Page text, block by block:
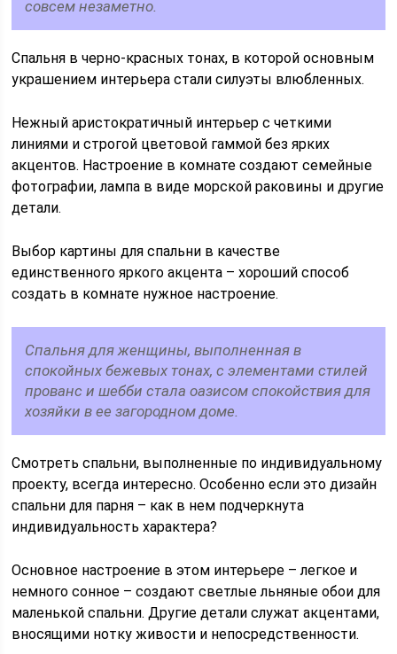
совсем незаметно.
Спальня в черно-красных тонах, в которой основным
украшением интерьера стали силуэты влюбленных.
Нежный аристократичный интерьер с четкими
линиями и строгой цветовой гаммой без ярких
акцентов. Настроение в комнате создают семейные
фотографии, лампа в виде морской раковины и другие
детали.
Выбор картины для спальни в качестве
единственного яркого акцента – хороший способ
создать в комнате нужное настроение.
Спальня для женщины, выполненная в
спокойных бежевых тонах, с элементами стилей
прованс и шебби стала оазисом спокойствия для
хозяйки в ее загородном доме.
Смотреть спальни, выполненные по индивидуальному
проекту, всегда интересно. Особенно если это дизайн
спальни для парня – как в нем подчеркнута
индивидуальность характера?
Основное настроение в этом интерьере – легкое и
немного сонное – создают светлые льняные обои для
маленькой спальни. Другие детали служат акцентами,
вносящими нотку живости и непосредственности.